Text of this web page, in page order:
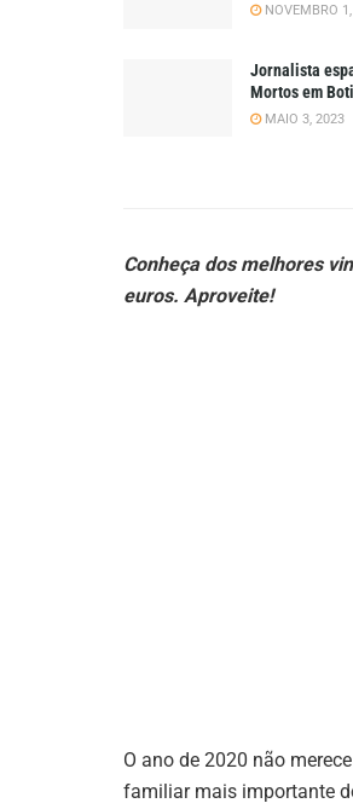
NOVEMBRO
Jornalista
Mortos em
MAIO 3, 2023
Conheça dos melhores
euros. Aproveite!
O ano de 2020 não
familiar mais importante